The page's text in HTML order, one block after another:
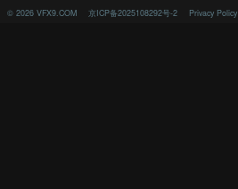
© 2026 VFX9.COM 京ICP备2025108292号-2 Privacy Policy